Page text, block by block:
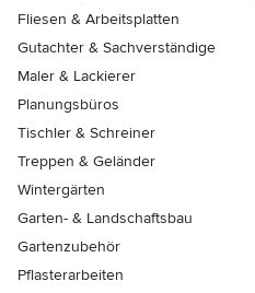
Fliesen & Arbeitsplatten
Gutachter & Sachverständige
Maler & Lackierer
Planungsbüros
Tischler & Schreiner
Treppen & Geländer
Wintergärten
Garten- & Landschaftsbau
Gartenzubehör
Pflasterarbeiten